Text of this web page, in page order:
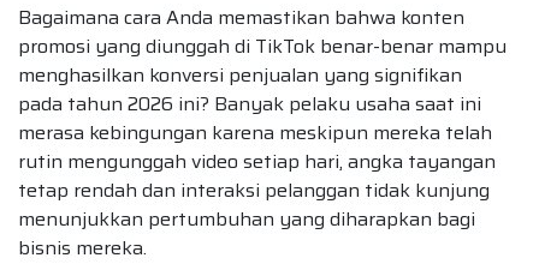
Bagaimana cara Anda memastikan bahwa konten
promosi yang diunggah di TikTok benar-benar mampu
menghasilkan konversi penjualan yang signifikan
pada tahun 2026 ini? Banyak pelaku usaha saat ini
merasa kebingungan karena meskipun mereka telah
rutin mengunggah video setiap hari, angka tayangan
tetap rendah dan interaksi pelanggan tidak kunjung
menunjukkan pertumbuhan yang diharapkan bagi
bisnis mereka.